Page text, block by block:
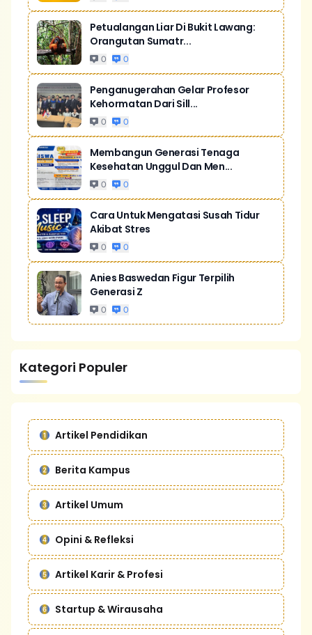
Petualangan Liar Di Bukit Lawang:
Orangutan Sumatr...
0 0
Penganugerahan Gelar Profesor
Kehormatan Dari Sill...
0 0
Membangun Generasi Tenaga
Kesehatan Unggul Dan Men...
0 0
Cara Untuk Mengatasi Susah Tidur
Akibat Stres
0 0
Anies Baswedan Figur Terpilih
Generasi Z
0 0
Kategori Populer
Artikel Pendidikan
Berita Kampus
Artikel Umum
Opini & Refleksi
Artikel Karir & Profesi
Startup & Wirausaha